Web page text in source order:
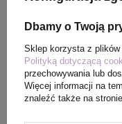
Wymiary
produktu
Kolor
Dbamy o Twoją
Sklep korzysta z plików
Polityką dotyczącą
przechowywania lub
Więcej informacji na
znaleźć także na stronie